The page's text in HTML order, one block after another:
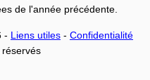
de l'année précédente.
- Liens utiles - Confidentialité